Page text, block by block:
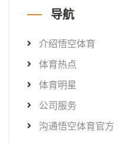
导航
介绍悟空体育
体育热点
体育明星
公司服务
沟通悟空体育官方